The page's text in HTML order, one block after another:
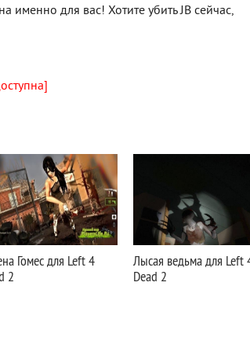
именно для вас! Хотите убить JB сейчас,
Гомес для Left 4
2
Лысая ведьма для Left
Dead 2